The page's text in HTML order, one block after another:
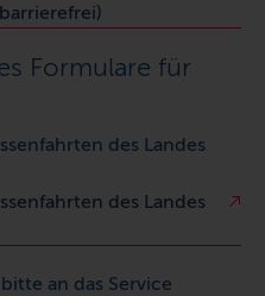
Formulare für
des Landes
des Landes
an das Service